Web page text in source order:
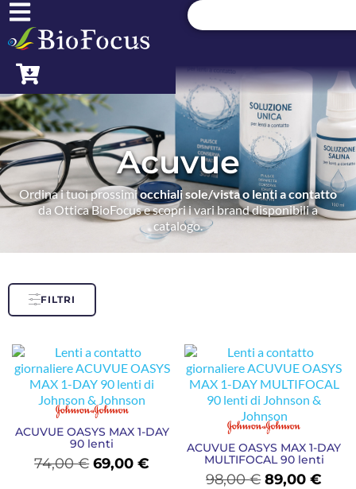
Acuvue
Ordina i tuoi prossimiocchiali sole/vista o lenti a contatto
da Ottica BioFocus e scopri i vari brand disponibili a
catalogo.
FILTRI
ACUVUE OASYS MAX 1-DAY
90 lenti
74,00€ 69,00€
ACUVUE OASYS MAX 1-DAY
MULTIFOCAL 90 lenti
98,00€ 89,00€